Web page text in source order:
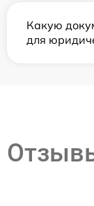
Какую
для